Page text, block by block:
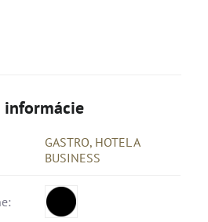
informácie
GASTRO, HOTEL A
BUSINESS